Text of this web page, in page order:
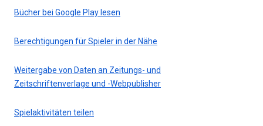
Bücher bei Google Play lesen
Berechtigungen für Spieler in der Nähe
Weitergabe von Daten an Zeitungs- und
Zeitschriftenverlage und -Webpublisher
Spielaktivitäten teilen